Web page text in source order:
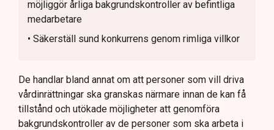
möjliggör årliga bakgrundskontroller av befintliga
medarbetare
• Säkerställ sund konkurrens genom rimliga villkor
De handlar bland annat om att personer som vill driva
vårdinrättningar ska granskas närmare innan de kan få
tillstånd och utökade möjligheter att genomföra
bakgrundskontroller av de personer som ska arbeta i